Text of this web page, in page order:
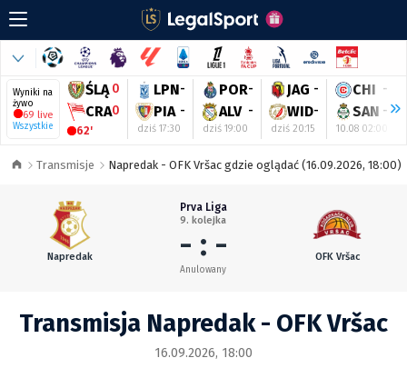
Wyniki na
żywo
69 live
Wszystkie
ŚLĄ 0
CRA0
62'
LPN-
PIA -
dziś 17:30
POR-
ALV -
dziś 19:00
JAG -
WID-
dziś 20:15
CHI -
SAN -
10.08 02:00
Transmisje Napredak - OFK Vršac gdzie oglądać (16.09.2026, 18:00)
Napredak
Prva Liga
9. kolejka
- : -
Anulowany
OFK Vršac
Transmisja Napredak - OFK Vršac
16.09.2026, 18:00